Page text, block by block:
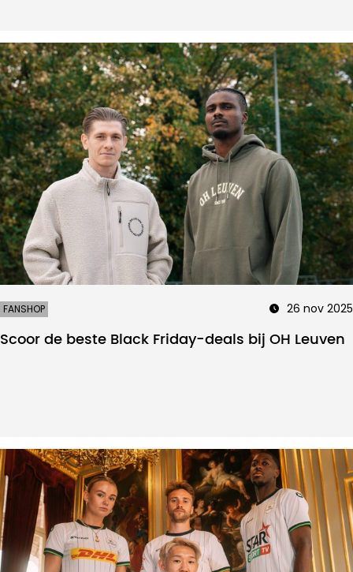
FANSHOP 26 nov 2025
Scoor de beste Black Friday-deals bij OH Leuven